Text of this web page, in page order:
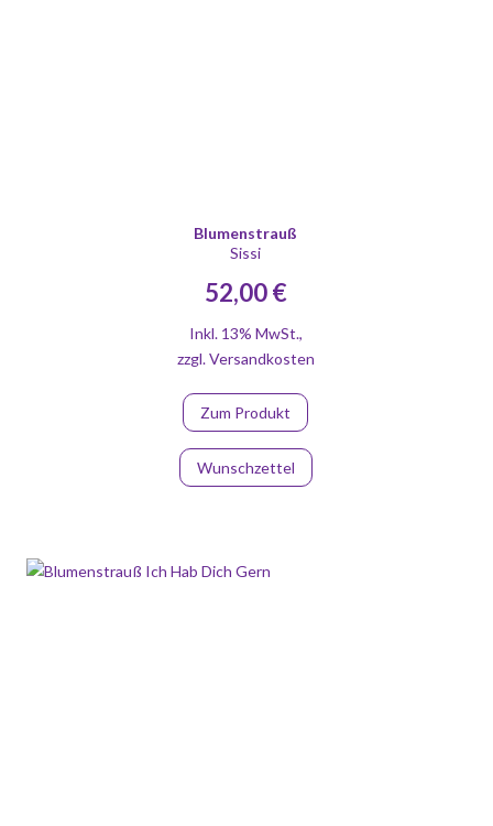
Blumenstrauß
Sissi
52,00 €
Inkl. 13% MwSt.,
zzgl.Versandkosten
Zum Produkt
Wunschzettel